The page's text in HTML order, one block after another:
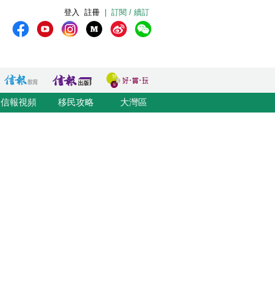
訂閱 / 續訂
註冊
登入
信報視頻 移民攻略 大灣區